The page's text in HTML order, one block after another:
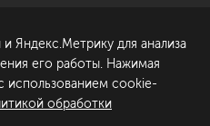
Обсудить проект
Яндекс.Метрику для анализа
его работы. Нажимая
использованием cookie-
обработки